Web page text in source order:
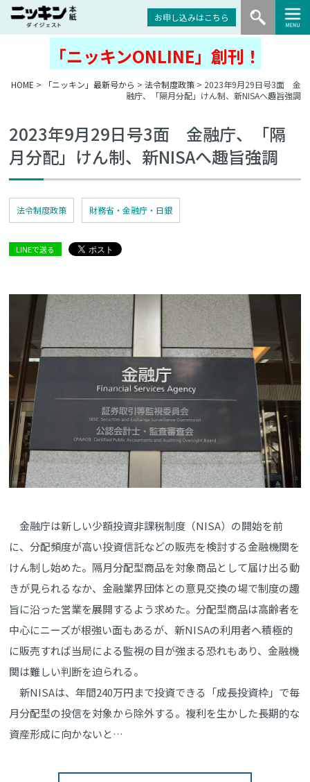
お申し込みはこちら
「ニッキンONLINE」創刊！
HOME > 「ニッキン」最新号から > 法令制度政策> 2023年9月29日号3面 金
融庁、「隔月分配」けん制、新NISAへ趣旨強調
2023年9月29日号3面 金融庁、「隔
月分配」けん制、新NISAへ趣旨強調
法令制度政策 財務省・金融庁・日銀
LINEで送る
金融庁は新しい少額投資非課税制度（NISA）の開始を前
に、分配頻度が高い投資信託などの販売を検討する金融機関を
けん制し始めた。隔月分配型商品を対象商品として届け出る動
きが見られるなか、金融業界団体との意見交換の場で制度の趣
旨に沿った営業を展開するよう求めた。分配型商品は高齢者を
中心にニーズが根強い面もあるが、新NISAの利用者へ積極的
に販売すれば当局による監視の目が強まる恐れもあり、金融機
関は難しい判断を迫られる。
新NISAは、年間240万円まで投資できる「成長投資枠」で毎
月分配型の投信を対象から除外する。複利を生かした長期的な
資産形成に向かないと…